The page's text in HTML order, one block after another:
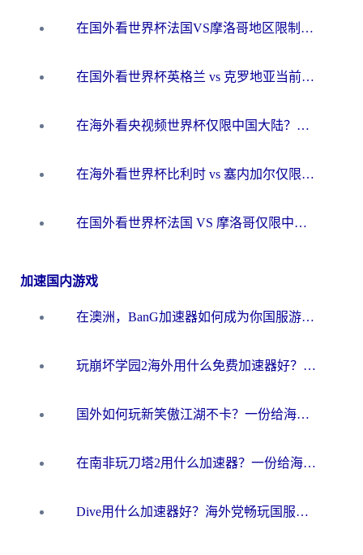
在国外看世界杯法国VS摩洛哥地区限制？这篇指南让你流畅看中文解说无压力
在国外看世界杯英格兰 vs 克罗地亚当前地区不可播放？这篇指南帮你搞定所有海外观赛难题
在海外看央视频世界杯仅限中国大陆？这篇指南帮你解锁中文解说+无卡顿直播
在海外看世界杯比利时 vs 塞内加尔仅限中国大陆？我找到了最流畅的中文解说之路
在国外看世界杯法国 VS 摩洛哥仅限中国大陆？海外党这样看中文解说赛事不卡顿
加速国内游戏
在澳洲，BanG加速器如何成为你国服游戏的“时光机”？
玩崩坏学园2海外用什么免费加速器好？2026海外党亲测国服游戏加速指南
国外如何玩新笑傲江湖不卡？一份给海外游子的终极网络指南
在南非玩刀塔2用什么加速器？一份给海外游子的终极生存指南
Dive用什么加速器好？海外党畅玩国服游戏的终极避坑指南